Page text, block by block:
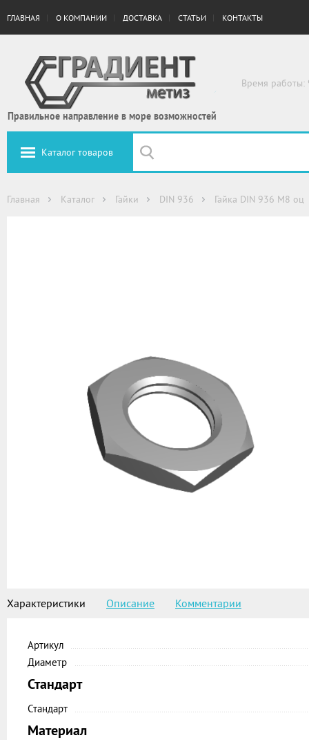
ГЛАВНАЯ О КОМПАНИИ ДОСТАВКА СТАТЬИ КОНТАКТЫ
Правильное направление в море возможностей
Время работы:
Каталог товаров
Главная Каталог Гайки DIN 936 Гайка DIN 936 М8 оц
Характеристики Описание Комментарии
Артикул
Диаметр
Стандарт
Стандарт
Материал